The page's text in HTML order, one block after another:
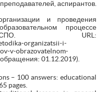
аспирантов.
и проведения
процессе
СПО. URL:
organizatsii-i-
v-obrazovatelnom-
01.12.2019).
– 100 answers: educational
pages.